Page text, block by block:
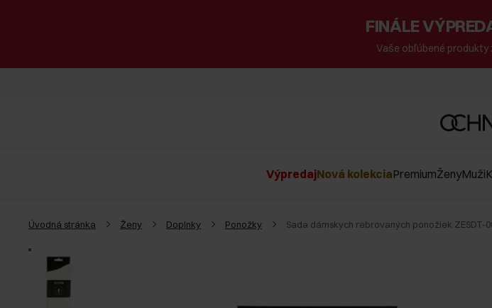
FINÁLE
Vaše obľúbené produkty
VýpredajNová kolekciaPremiumŽenyMuži
Úvodná stránka Ženy Doplnky Ponožky Sada dámskych rebrovaných ponožiek ZESDT-